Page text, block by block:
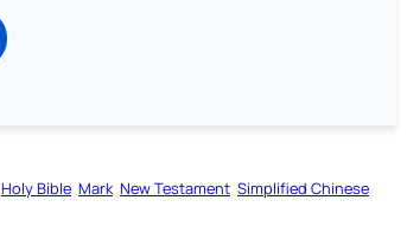
Holy Bible Mark New Testament Simplified Chinese